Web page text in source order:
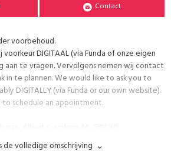
Contact
voorbehoud.
DIGITAAL (via Funda of onze eigen
te vragen. Vervolgens nemen wij contact
in te plannen. We would like to ask you to
DIGITALLY (via Funda or our own website).
schedule an appointment.
de volledige omschrijving